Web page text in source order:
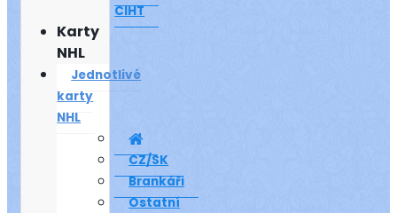
CIHT
Karty
NHL
Jednotlivé
karty
NHL
CZ/SK
Brankáři
Ostatní